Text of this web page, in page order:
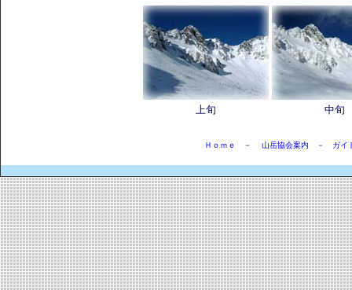
上旬 中旬
Ｈｏｍｅ － 山岳協会案内 － ガイ